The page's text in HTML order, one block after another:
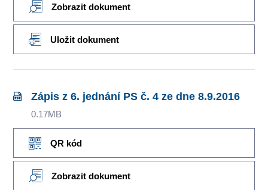
Zobrazit dokument
Uložit dokument
Zápis z 6. jednání PS č. 4 ze dne 8.9.2016
0.17MB
QR kód
Zobrazit dokument